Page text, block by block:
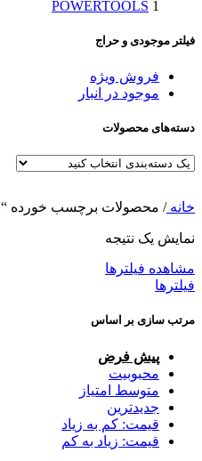
POWERTOOLS 1
فیلتر موجودی و حراج
فروش ویژه
موجود در انبار
دسته‌های محصولات
خانه/ محصولات برچسب خورده “FE 32 X”
نمایش یک نتیجه
مشاهده فیلترها
فیلترها
مرتب سازی بر اساس
پیش فرض
محبوبیت
متوسط امتیاز
جدیدترین
قیمت: کم به زیاد
قیمت: زیاد به کم